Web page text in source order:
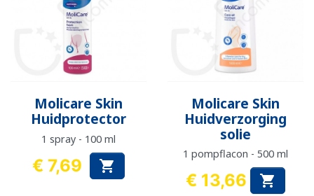
Molicare Skin
Huidprotector
1 spray - 100 ml
Prijs
€ 7,69 
Molicare Skin
Huidverzorging
solie
1 pompflacon - 500 ml
Prijs
€ 13,66 